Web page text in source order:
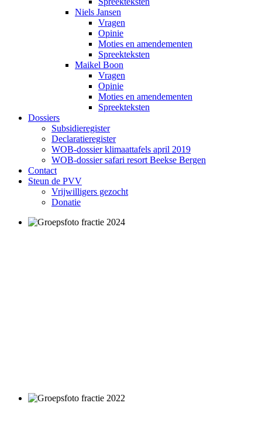
Niels Jansen
Vragen
Opinie
Moties en amendementen
Spreekteksten
Maikel Boon
Vragen
Opinie
Moties en amendementen
Spreekteksten
Dossiers
Subsidieregister
Declaratieregister
WOB-dossier klimaattafels april 2019
WOB-dossier safari resort Beekse Bergen
Contact
Steun de PVV
Vrijwilligers gezocht
Donatie